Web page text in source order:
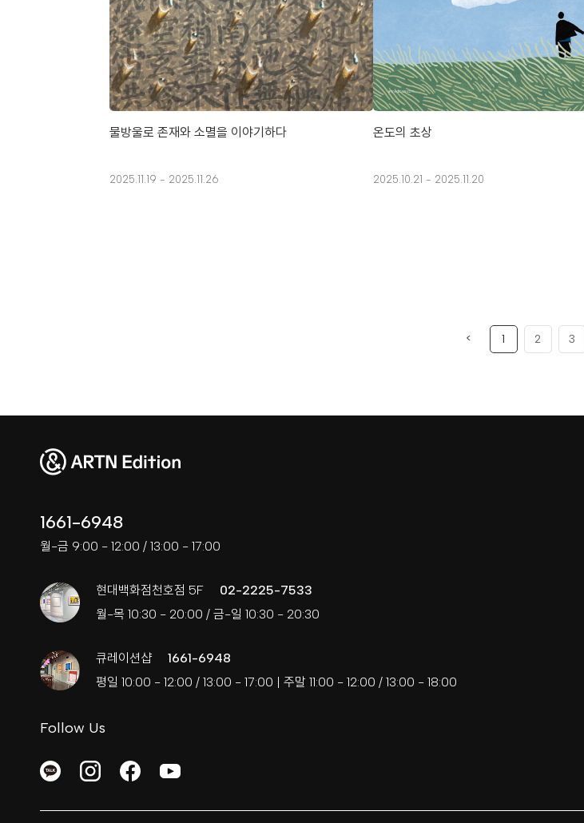
물방울로 존재와 소멸을 이야기하다
2025.11.19 - 2025.11.26
온도의 초상
2025.10.21 - 2025.11.20
< 1 2 3
1661-6948
월-금 9:00 - 12:00 / 13:00 - 17:00
현대백화점천호점 5F
02-2225-7533
월-목 10:30 - 20:00 / 금-일 10:30 - 20:30
큐레이션샵
1661-6948
평일 10:00 - 12:00 / 13:00 - 17:00 | 주말 11:00 - 12:00 / 13:00 - 18:00
Follow Us